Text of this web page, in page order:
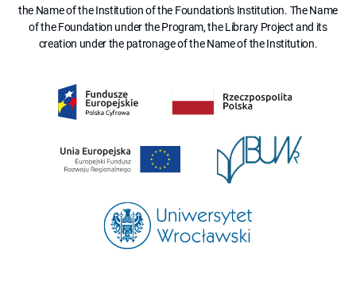
the Name of the Institution of the Foundation's Institution. The Name
of the Foundation under the Program, the Library Project and its
creation under the patronage of the Name of the Institution.